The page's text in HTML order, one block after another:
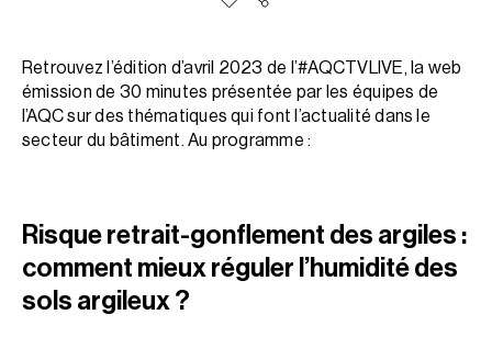
Retrouvez l’édition d’avril 2023 de l’#AQCTVLIVE, la web
émission de 30 minutes présentée par les équipes de
l’AQC sur des thématiques qui font l’actualité dans le
secteur du bâtiment. Au programme :
Risque retrait-gonflement des argiles :
comment mieux réguler l’humidité des
sols argileux ?